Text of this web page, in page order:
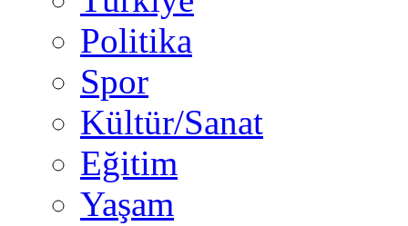
Politika
Spor
Kültür/Sanat
Eğitim
Yaşam